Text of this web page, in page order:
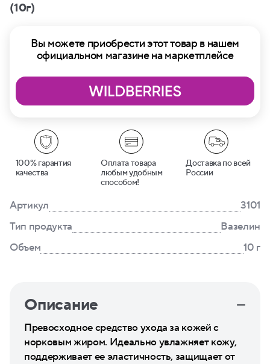
(10г)
Вы можете приобрести этот товар в нашем
официальном магазине на маркетплейсе
100% гарантия
качества
Оплата товара
любым удобным
способом!
Доставка по всей
России
Артикул
3101
Тип продукта
Вазелин
Объем
10 г
Описание
Превосходное средство ухода за кожей с
норковым жиром. Идеально увлажняет кожу,
поддерживает ее эластичность, защищает от